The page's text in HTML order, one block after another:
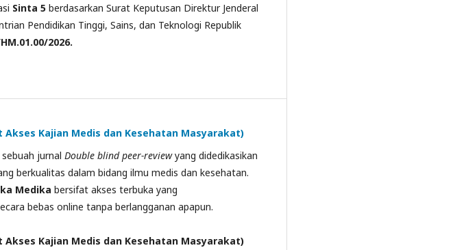
Sinta 5 berdasarkan Surat Keputusan Direktur Jenderal
Pendidikan Tinggi, Sains, dan Teknologi Republik
2026.
Akses Kajian Medis dan Kesehatan Masyarakat)
jurnal Double blind peer-review yang didedikasikan
berkualitas dalam bidang ilmu medis dan kesehatan.
Medika bersifat akses terbuka yang
bebas online tanpa berlangganan apapun.
Kajian Medis dan Kesehatan Masyarakat)